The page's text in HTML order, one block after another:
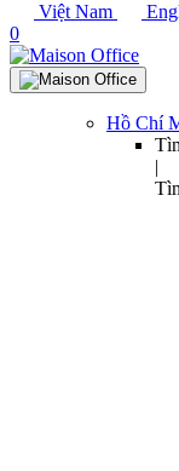
Việt Nam
0
Hồ Chí
|